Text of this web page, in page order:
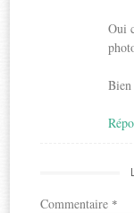
Oui
Bien
Commentaire *